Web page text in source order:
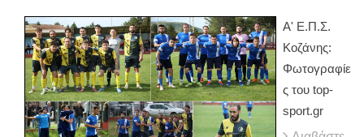
Α' Ε.Π.Σ.
Κοζάνης:
Φωτογραφίε
ς του top-
sport.gr